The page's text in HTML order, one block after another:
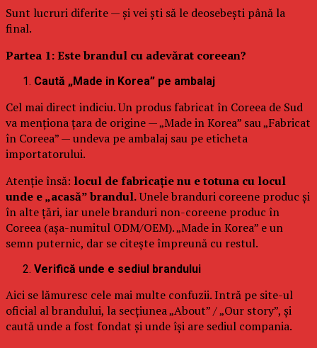
Sunt lucruri diferite — și vei ști să le deosebești până la
final.
Partea 1: Este brandul cu adevărat coreean?
Caută „Made in Korea” pe ambalaj
Cel mai direct indiciu. Un produs fabricat în Coreea de Sud
va menționa țara de origine — „Made in Korea” sau „Fabricat
în Coreea” — undeva pe ambalaj sau pe eticheta
importatorului.
Atenție însă: locul de fabricație nu e totuna cu locul
unde e „acasă” brandul.Unele branduri coreene produc și
în alte țări, iar unele branduri non-coreene produc în
Coreea (așa-numitul ODM/OEM). „Made in Korea” e un
semn puternic, dar se citește împreună cu restul.
Verifică unde e sediul brandului
Aici se lămuresc cele mai multe confuzii. Intră pe site-ul
oficial al brandului, la secțiunea „About” / „Our story”, și
caută unde a fost fondat și unde își are sediul compania.